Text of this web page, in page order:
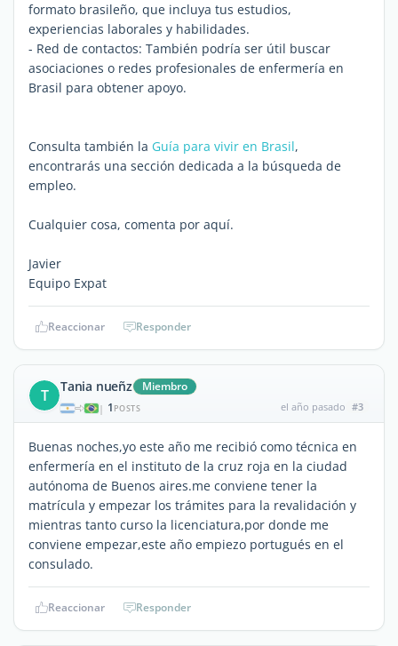
formato brasileño, que incluya tus estudios,
experiencias laborales y habilidades.
- Red de contactos: También podría ser útil buscar
asociaciones o redes profesionales de enfermería en
Brasil para obtener apoyo.
Consulta también la Guía para vivir en Brasil,
encontrarás una sección dedicada a la búsqueda de
empleo.
Cualquier cosa, comenta por aquí.
Javier
Equipo Expat
Reaccionar Responder
T Tania nueñz Miembro
| 1 POSTS el año pasado #3
Buenas noches,yo este año me recibió como técnica en
enfermería en el instituto de la cruz roja en la ciudad
autónoma de Buenos aires.me conviene tener la
matrícula y empezar los trámites para la revalidación y
mientras tanto curso la licenciatura,por donde me
conviene empezar,este año empiezo portugués en el
consulado.
Reaccionar Responder